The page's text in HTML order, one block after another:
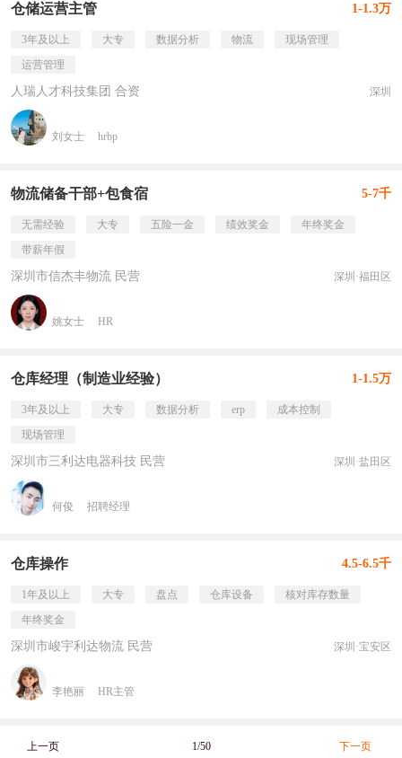
仓储运营主管 1-1.3万
3年及以上 大专 数据分析 物流
现场管理
运营管理
人瑞人才科技集团 合资 深圳
刘女士 hrbp
物流储备干部+包食宿 5-7千
无需经验 大专 五险一金 绩效奖金
年终奖金
带薪年假
深圳市信杰丰物流 民营 深圳·福田区
姚女士 HR
仓库经理（制造业经验） 1-1.5万
3年及以上 大专 数据分析 erp
成本控制
现场管理
深圳市三利达电器科技 民营 深圳·盐田区
何俊 招聘经理
仓库操作 4.5-6.5千
1年及以上 大专 盘点 仓库设备
核对库存数量
年终奖金
深圳市峻宇利达物流 民营 深圳·宝安区
李艳丽 HR主管
上一页 1/50 下一页